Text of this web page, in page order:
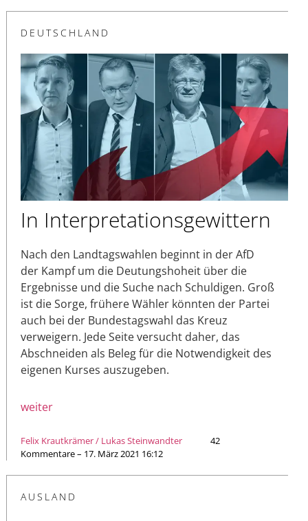
DEUTSCHLAND
In Interpretationsgewittern
Nach den Landtagswahlen beginnt in der AfD
der Kampf um die Deutungshoheit über die
Ergebnisse und die Suche nach Schuldigen. Groß
ist die Sorge, frühere Wähler könnten der Partei
auch bei der Bundestagswahl das Kreuz
verweigern. Jede Seite versucht daher, das
Abschneiden als Beleg für die Notwendigkeit des
eigenen Kurses auszugeben.
weiter
Felix Krautkrämer / Lukas Steinwandter
42
Kommentare – 17. März 2021 16:12
AUSLAND